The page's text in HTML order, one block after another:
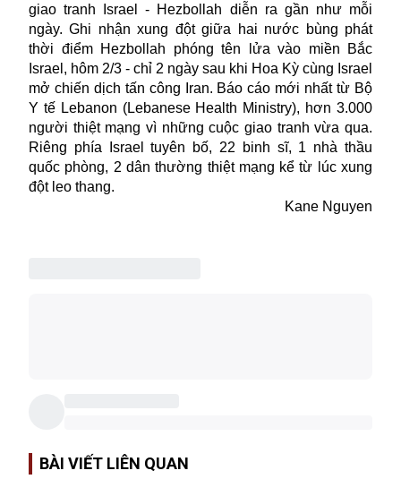
giao tranh Israel - Hezbollah diễn ra gần như mỗi
ngày. Ghi nhận xung đột giữa hai nước bùng phát
thời điểm Hezbollah phóng tên lửa vào miền Bắc
Israel, hôm 2/3 - chỉ 2 ngày sau khi Hoa Kỳ cùng Israel
mở chiến dịch tấn công Iran. Báo cáo mới nhất từ Bộ
Y tế Lebanon (Lebanese Health Ministry), hơn 3.000
người thiệt mạng vì những cuộc giao tranh vừa qua.
Riêng phía Israel tuyên bố, 22 binh sĩ, 1 nhà thầu
quốc phòng, 2 dân thường thiệt mạng kể từ lúc xung
đột leo thang.
Kane Nguyen
BÀI VIẾT LIÊN QUAN